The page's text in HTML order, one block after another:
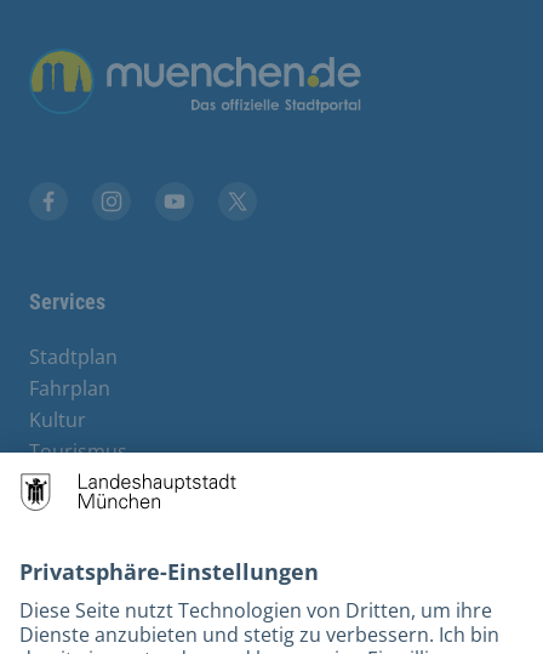
Übergreifende Links
Services
Stadtplan
Fahrplan
Kultur
Tourismus
M-Strom
Bürgerservice
Rechtliches und Kontakt